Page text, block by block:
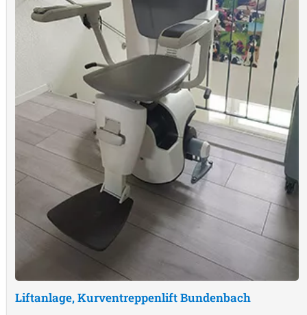
Liftanlage, KurventreppenliftBundenbach